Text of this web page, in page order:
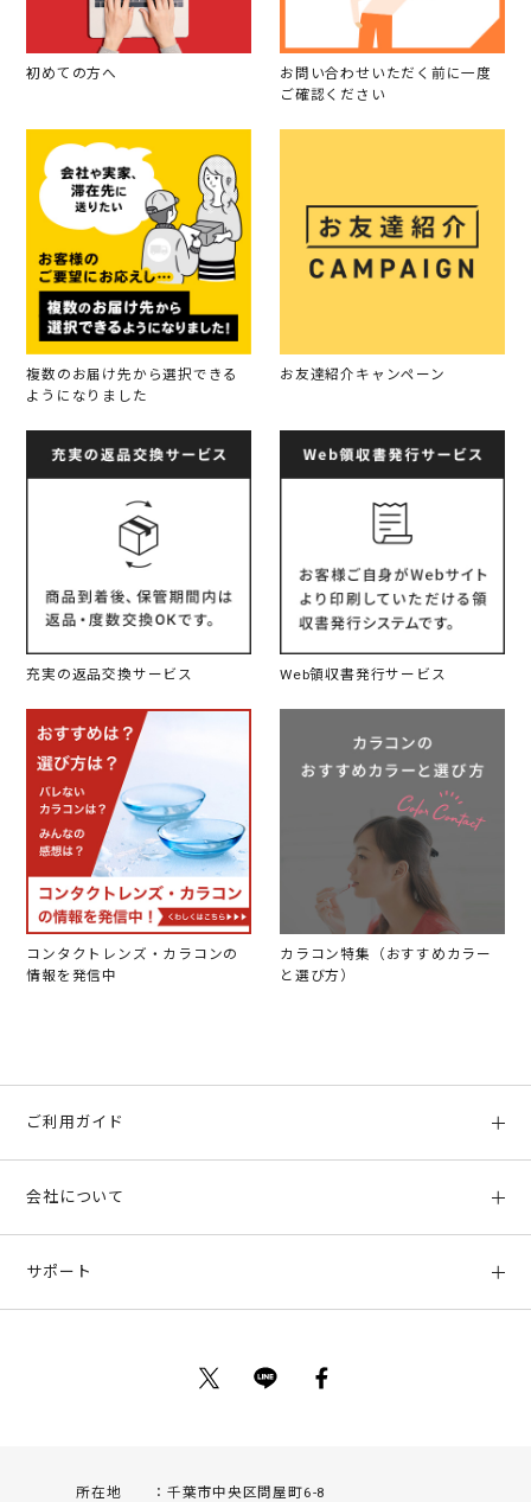
初めての方へ
お問い合わせいただく前に一度
ご確認ください
複数のお届け先から選択できる
ようになりました
お友達紹介キャンペーン
充実の返品交換サービス Web領収書発行サービス
コンタクトレンズ・カラコンの
情報を発信中
カラコン特集（おすすめカラー
と選び方）
ご利用ガイド
お支払い方法、配送について
返品について
会社について
サポート
所在地 千葉市中央区問屋町6-8